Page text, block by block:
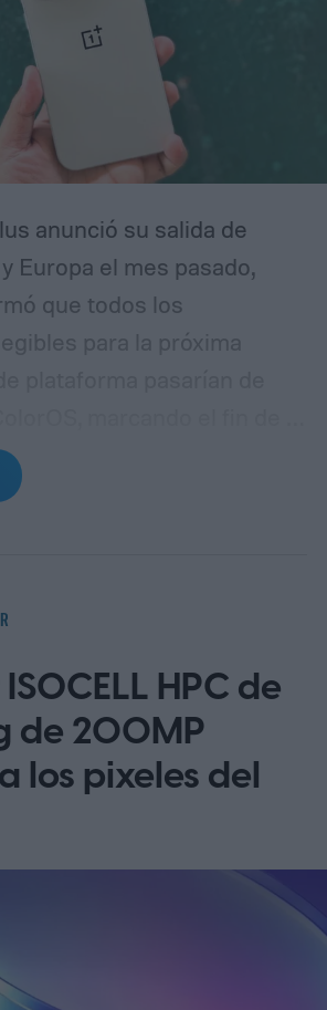
anunció su salida de
Europa el mes pasado,
que todos los
para la próxima
que ayudó a definir
durante más de una
en marcha lanzando
el OnePlus 15R. La beta
Europa por ahora
HPC de
de 200MP
los pixeles del